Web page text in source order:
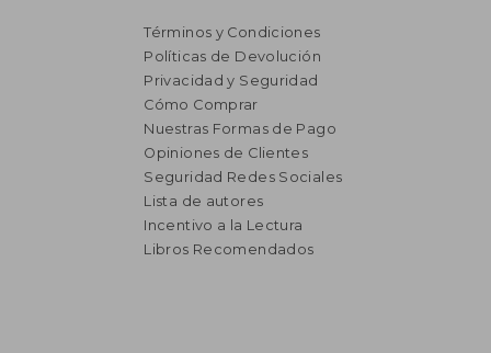
₡ 16.880
Términos y Condiciones
Políticas de Devolución
Privacidad y Seguridad
Cómo Comprar
Nuestras Formas de Pago
Opiniones de Clientes
Seguridad Redes Sociales
Lista de autores
Incentivo a la Lectura
Libros Recomendados